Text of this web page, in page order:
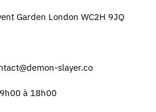
Garden London WC2H 9JQ
slayer.co
à 18h00